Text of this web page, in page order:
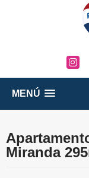
MENÚ
Miranda